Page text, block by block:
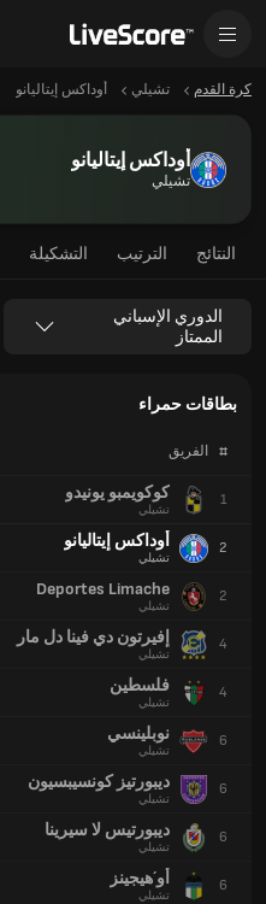
كرة القدم تشيلي أوداكس إيتاليانو
أوداكس إيتاليانو
تشيلي
النتائج الترتيب التشكيلة
الدوري الإسباني
الممتاز
بطاقات حمراء
# الفريق
1
كوكويمبو يونيدو
تشيلي
2 أوداكس إيتاليانو
تشيلي
2
Deportes Limache
تشيلي
4 إفيرتون دي فينا دل مار
تشيلي
4 فلسطين
تشيلي
6 نوبلينسي
تشيلي
6 ديبورتيز كونسيبسيون
تشيلي
6 ديبورتيس لا سيرينا
تشيلي
6 أو´هيجينز
تشيلي